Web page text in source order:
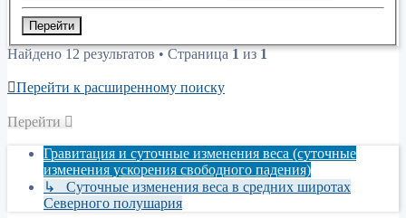
Найдено 12 результатов • Страница 1 из 1
Перейти к расширенному поиску
Перейти
Гравитация и суточные изменения веса (суточные
изменения ускорения свободного падения)
↳ Суточные изменения веса в средних широтах
Северного полушария